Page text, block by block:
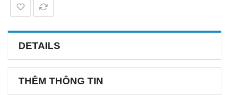
DETAILS
THÊM THÔNG TIN